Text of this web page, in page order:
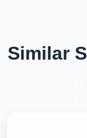
Similar